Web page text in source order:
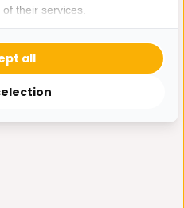
their services.
all